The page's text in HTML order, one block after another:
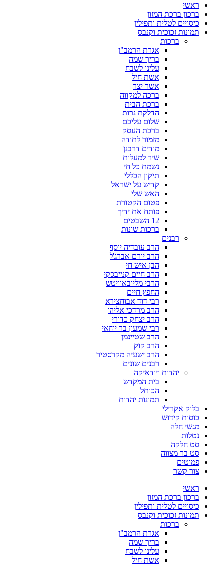
ראשי
ברכון ברכת המזון
כיסויים לטלית ותפילין
תמונות זכוכית וקנבס
ברכות
אגרת הרמב"ן
בריך שמה
עלינו לשבח
אשת חיל
אשר יצר
ברכה למקווה
ברכת הבית
הדלקת נרות
שלום עליכם
ברכת העסק
מזמור לתודה
מודים דרבנן
שיר למעלות
נשמת כל חי
תיקון הכללי
קדיש על ישראל
האש שלי
פטום הקטורת
פותח את ידיך
12 השבטים
ברכות שונות
רבנים
הרב עובדיה יוסף
הרב יורם אברג'ל
הבן איש חי
הרב חיים קנייבסקי
הרבי מליובאוויטש
החפץ חיים
רבי דוד אבוחצירא
הרב מרדכי אליהו
הרב יצחק כדורי
רבי שמעון בר יוחאי
הרב שטיינמן
הרב קוק
הרב ישעיה מקרסטיר
רבנים שונים
יהדות ויודאיקה
בית המקדש
הכותל
תמונות יהדות
בלוק אקרילי
כוסות קידוש
מגשי חלה
נטלות
סט חלקה
סט בר מצווה
פמוטים
צור קשר
ראשי
ברכון ברכת המזון
כיסויים לטלית ותפילין
תמונות זכוכית וקנבס
ברכות
אגרת הרמב"ן
בריך שמה
עלינו לשבח
אשת חיל